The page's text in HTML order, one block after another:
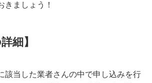
きましょう！
細】
該当した業者さんの中で申し込みを行